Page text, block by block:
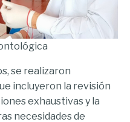
se realizaron
incluyeron la revisión
exhaustivas y la
necesidades de